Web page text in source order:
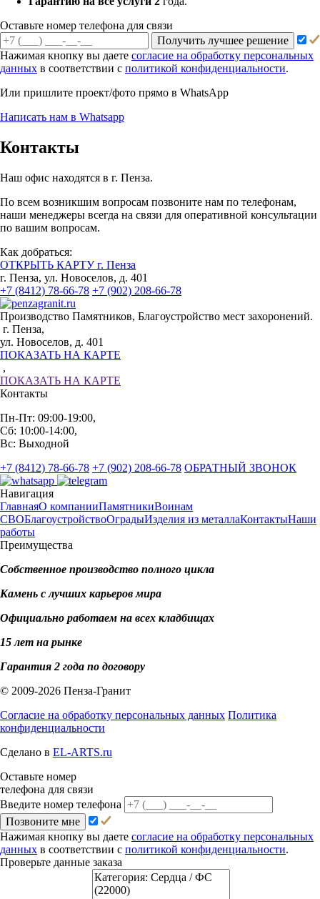
Оставьте номер телефона для связи
Получить лучшее решение
Нажимая кнопку вы даете согласие на обработку персональных
данных в соответствии с политикой конфиденциальности.
Или пришлите проект/фото прямо в WhatsApp
Написать нам в Whatsapp
Контакты
Наш офис находятся в г. Пенза.
По всем возникшим вопросам позвоните нам по телефонам,
наши менеджеры всегда на связи для оперативной консультации
по вашим вопросам.
Как добраться:
ОТКРЫТЬ КАРТУ г. Пенза
г. Пенза, ул. Новоселов, д. 401
+7 (8412) 78-66-78 +7 (902) 208-66-78
Производство Памятников, Благоустройство мест захоронений.
г. Пенза,
ул. Новоселов, д. 401
ПОКАЗАТЬ НА КАРТЕ
,
ПОКАЗАТЬ НА КАРТЕ
Контакты
Пн-Пт: 09:00-19:00,
Сб: 10:00-14:00,
Вс: Выходной
+7 (8412) 78-66-78 +7 (902) 208-66-78 ОБРАТНЫЙ ЗВОНОК
Навигация
ГлавнаяО компанииПамятникиВоинам
СВОБлагоустройствоОградыИзделия из металлаКонтактыНаши
работы
Преимущества
Собственное производство полного цикла
Камень с лучших карьеров мира
Официально работаем на всех кладбищах
15 лет на рынке
Гарантия 2 года по договору
© 2009-2026 Пенза-Гранит
Согласие на обработку персональных данных Политика
конфиденциальности
Сделано в EL-ARTS.ru
Оставьте номер
телефона для связи
Введите номер телефона
Позвоните мне
Нажимая кнопку вы даете согласие на обработку персональных
данных в соответствии с политикой конфиденциальности.
Проверьте данные заказа